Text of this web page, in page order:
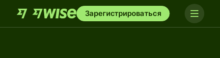
Зарегистрироваться